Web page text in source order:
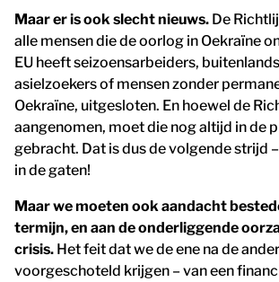
Maar er is ook slecht nieuws. De
alle mensen die de oorlog in Oekraïne
EU heeft seizoensarbeiders,
asielzoekers of mensen zonder
Oekraïne, uitgesloten. En hoewel de
aangenomen, moet die nog altijd in de
gebracht. Dat is dus de volgende strijd
in de gaten!
Maar we moeten ook aandacht
termijn, en aan de onderliggende
crisis. Het feit dat we de ene na de
voorgeschoteld krijgen – van een